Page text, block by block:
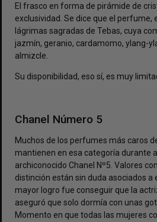
El frasco en forma de pirámide de
exclusividad. Se dice que el perfume,
lágrimas sagradas de Tebas, cuya
jazmín, geranio, cardamomo, ylang-
almizcle.
Su disponibilidad, eso sí, es muy
Chanel Número 5
Muchos de los perfumes más caros
mantienen en esa categoría durante
archiconocido Chanel Nº5. Valores
distinción están sin duda asociados a
mayor logro fue conseguir que la
aseguró que solo dormía con unas
Momento en que todas las mujeres